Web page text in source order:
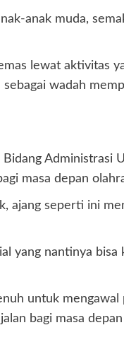
anak muda,
lewat aktivitas
wadah
Administrasi
masa depan
ajang seperti ini
yang nantinya
untuk
bagi masa